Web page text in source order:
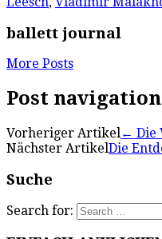
ballett journal
More Posts
Post navigation
Vorheriger Artikel← Die
Nächster ArtikelDie
Suche
Search for: